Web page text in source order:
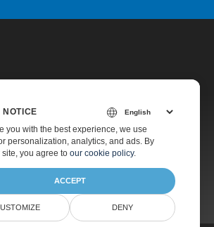
NOTICE
you with the best experience, we use
personalization, analytics, and ads. By
you agree to our cookie policy.
ACCEPT
DENY